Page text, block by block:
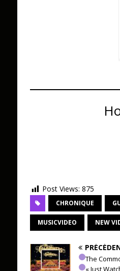
Post Views: 875
CHRONIQUE
MUSICVIDEO NEW
The
« Just